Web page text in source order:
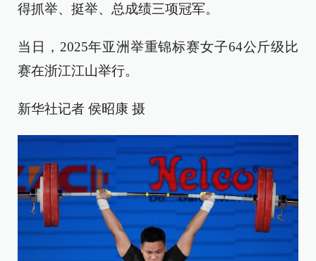
得抓举、挺举、总成绩三项冠军。
当日，2025年亚洲举重锦标赛女子64公斤级比
赛在浙江江山举行。
新华社记者 侯昭康 摄